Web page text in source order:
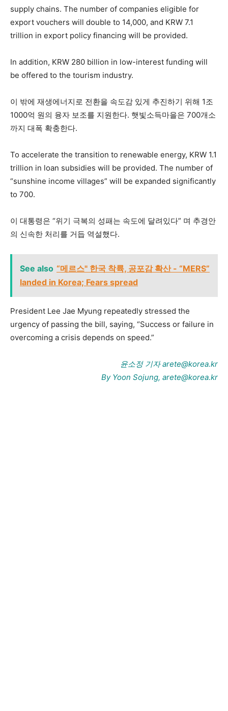
supply chains. The number of companies eligible for
export vouchers will double to 14,000, and KRW 7.1
trillion in export policy financing will be provided.
In addition, KRW 280 billion in low-interest funding will
be offered to the tourism industry.
이 밖에 재생에너지로 전환을 속도감 있게 추진하기 위해 1조
1000억 원의 융자 보조를 지원한다. 햇빛소득마을은 700개소
까지 대폭 확충한다.
To accelerate the transition to renewable energy, KRW 1.1
trillion in loan subsidies will be provided. The number of
“sunshine income villages” will be expanded significantly
to 700.
이 대통령은 “위기 극복의 성패는 속도에 달려있다” 며 추경안
의 신속한 처리를 거듭 역설했다.
See also “메르스" 한국 착륙, 공포감 확산 - “MERS”
landed in Korea; Fears spread
President Lee Jae Myung repeatedly stressed the
urgency of passing the bill, saying, “Success or failure in
overcoming a crisis depends on speed.”
윤소정 기자 arete@korea.kr
By Yoon Sojung, arete@korea.kr